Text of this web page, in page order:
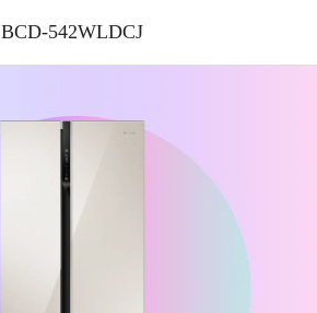
BCD-542WLDCJ